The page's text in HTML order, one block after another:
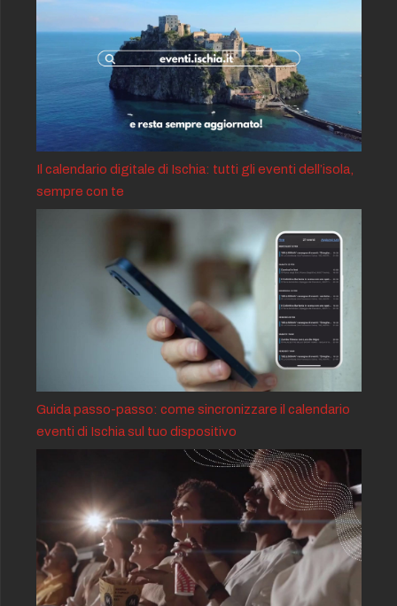
Il calendario digitale di Ischia: tutti gli eventi dell’isola,
sempre con te
Guida passo-passo: come sincronizzare il calendario
eventi di Ischia sul tuo dispositivo